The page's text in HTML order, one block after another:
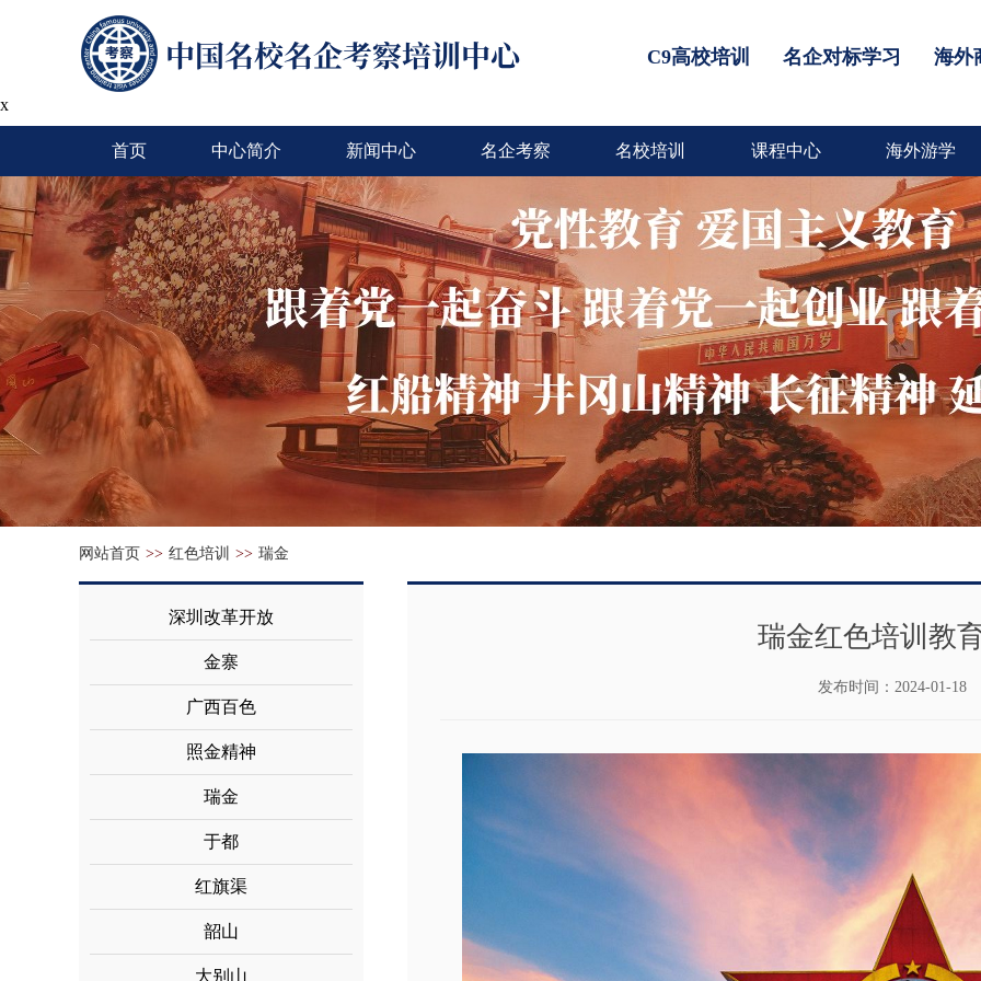
C9高校培训 名企对标学习 海外
x
首页 中心简介 新闻中心 名企考察 名校培训 课程中心 海外游学
网站首页 >> 红色培训 >> 瑞金
深圳改革开放
金寨
广西百色
照金精神
瑞金
于都
红旗渠
韶山
大别山
瑞金红色培训教
发布时间： 2024-01-18